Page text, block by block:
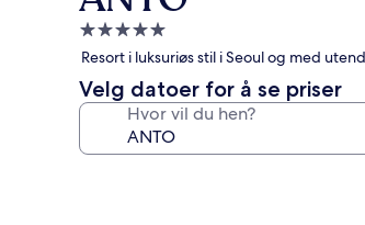
Overnattingssted
med
5.0
stjerner
Resort i luksuriøs stil i Seoul og med
Velg datoer for å se priser
Hvor vil du hen?